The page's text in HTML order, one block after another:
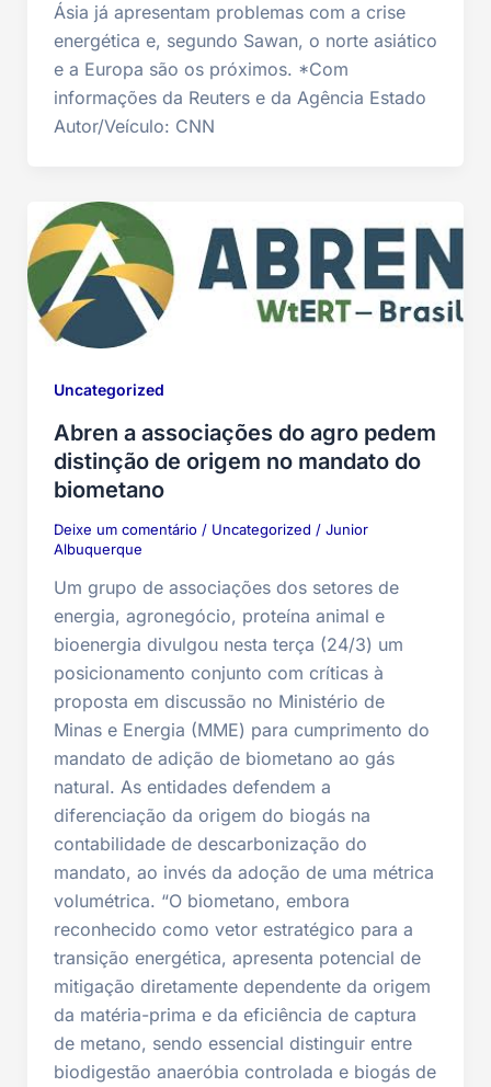
Ásia já apresentam problemas com a crise
energética e, segundo Sawan, o norte asiático
e a Europa são os próximos. *Com
informações da Reuters e da Agência Estado
Autor/Veículo: CNN
Uncategorized
Abren a associações do agro pedem
distinção de origem no mandato do
biometano
Deixe um comentário / Uncategorized / Junior
Albuquerque
Um grupo de associações dos setores de
energia, agronegócio, proteína animal e
bioenergia divulgou nesta terça (24/3) um
posicionamento conjunto com críticas à
proposta em discussão no Ministério de
Minas e Energia (MME) para cumprimento do
mandato de adição de biometano ao gás
natural. As entidades defendem a
diferenciação da origem do biogás na
contabilidade de descarbonização do
mandato, ao invés da adoção de uma métrica
volumétrica. “O biometano, embora
reconhecido como vetor estratégico para a
transição energética, apresenta potencial de
mitigação diretamente dependente da origem
da matéria-prima e da eficiência de captura
de metano, sendo essencial distinguir entre
biodigestão anaeróbia controlada e biogás de